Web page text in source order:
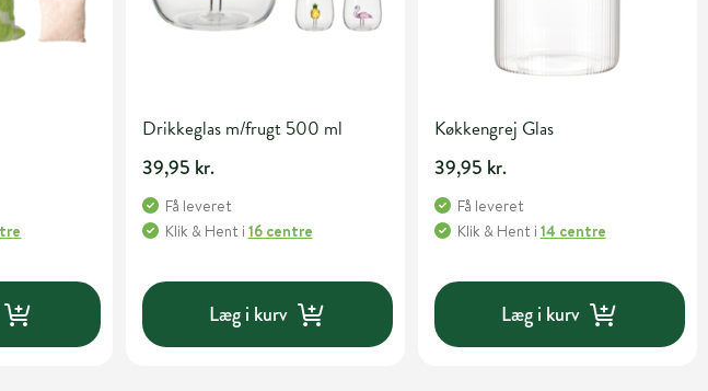
Drikkeglas m/frugt 500 ml
39,95 kr.
Få leveret
Klik & Hent i 16 centre
Læg i kurv
Køkkengrej Glas
39,95 kr.
Få leveret
Klik & Hent i 14 centre
Læg i kurv